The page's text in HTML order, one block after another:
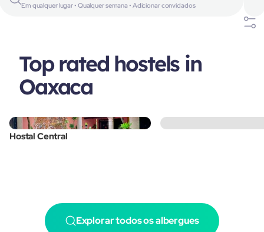
Em qualquer lugar • Qualquer semana • Adicionar convidados
Top rated hostels in
Oaxaca
Hostal Central
Explorar todos os albergues